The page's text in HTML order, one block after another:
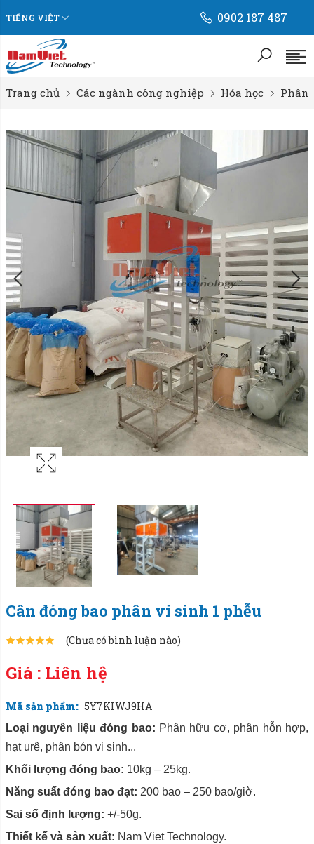
TIẾNG VIỆT 0902 187 487
Trang chủ Các ngành công nghiệp Hóa học Phân
Cân đóng bao phân vi sinh 1 phễu
(Chưa có bình luận nào)
Giá : Liên hệ
Mã sản phẩm: 5Y7KIWJ9HA
Loại nguyên liệu đóng bao: Phân hữu cơ, phân hỗn hợp,
hạt urê, phân bón vi sinh...
Khối lượng đóng bao: 10kg – 25kg.
Năng suất đóng bao đạt: 200 bao – 250 bao/giờ.
Sai số định lượng: +/-50g.
Thiết kế và sản xuất: Nam Viet Technology.